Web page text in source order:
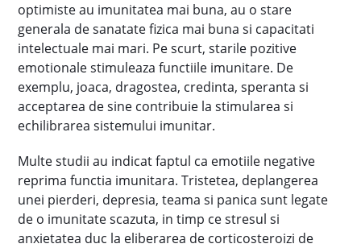
optimiste au imunitatea mai buna, au o stare
generala de sanatate fizica mai buna si capacitati
intelectuale mai mari. Pe scurt, starile pozitive
emotionale stimuleaza functiile imunitare. De
exemplu, joaca, dragostea, credinta, speranta si
acceptarea de sine contribuie la stimularea si
echilibrarea sistemului imunitar.
Multe studii au indicat faptul ca emotiile negative
reprima functia imunitara. Tristetea, deplangerea
unei pierderi, depresia, teama si panica sunt legate
de o imunitate scazuta, in timp ce stresul si
anxietatea duc la eliberarea de corticosteroizi de